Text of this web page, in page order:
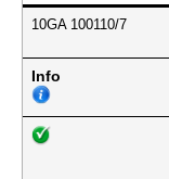
10GA 100110/7
Info